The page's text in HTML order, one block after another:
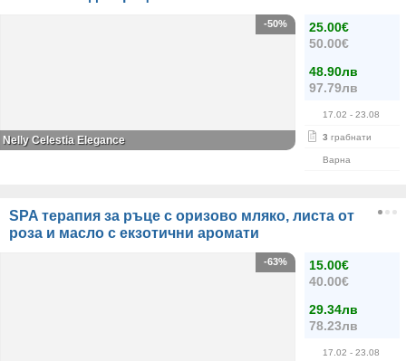
25.00€
50.00€
48.90лв
97.79лв
17.02 - 23.08
3 грабнати
Варна
-50%
Nelly Celestia Elegance
SPA терапия за ръце с оризово мляко, листа от
роза и масло с екзотични аромати
15.00€
40.00€
29.34лв
78.23лв
17.02 - 23.08
-63%